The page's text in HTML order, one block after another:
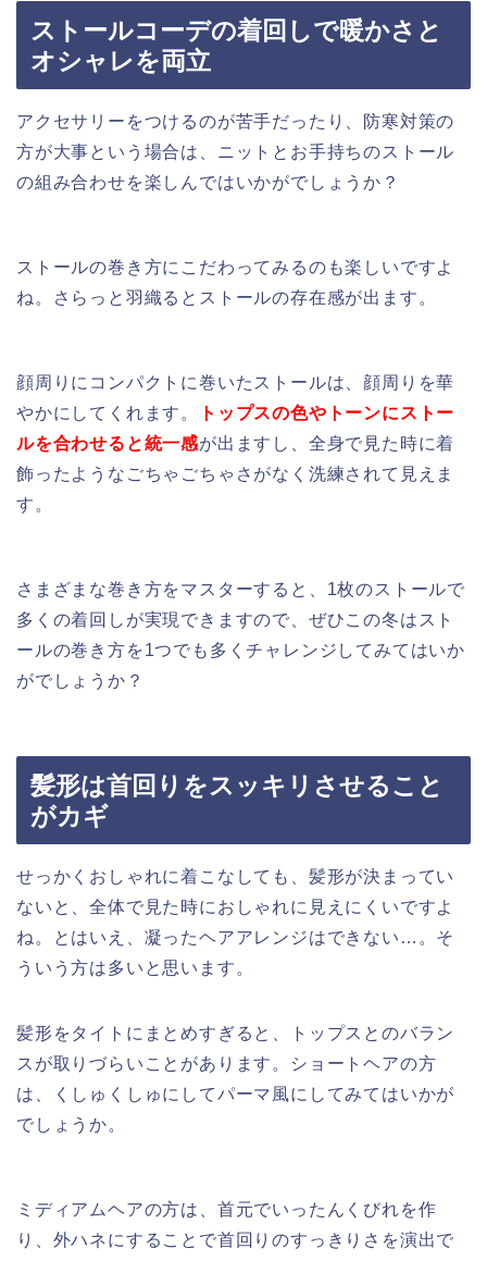
ストールコーデの着回しで暖かさと
オシャレを両立
アクセサリーをつけるのが苦手だったり、防寒対策の
方が大事という場合は、ニットとお手持ちのストール
の組み合わせを楽しんではいかがでしょうか？
ストールの巻き方にこだわってみるのも楽しいですよ
ね。さらっと羽織るとストールの存在感が出ます。
顔周りにコンパクトに巻いたストールは、顔周りを華
やかにしてくれます。
トップスの色やトーンにストー
ルを合わせると統一感が出ますし、全身で見た時に着
飾ったようなごちゃごちゃさがなく洗練されて見えま
す。
さまざまな巻き方をマスターすると、1枚のストールで
多くの着回しが実現できますので、ぜひこの冬はスト
ールの巻き方を1つでも多くチャレンジしてみてはいか
がでしょうか？
髪形は首回りをスッキリさせること
がカギ
せっかくおしゃれに着こなしても、髪形が決まってい
ないと、全体で見た時におしゃれに見えにくいですよ
ね。とはいえ、凝ったヘアアレンジはできない…。そ
ういう方は多いと思います。
髪形をタイトにまとめすぎると、トップスとのバラン
スが取りづらいことがあります。ショートヘアの方
は、くしゅくしゅにしてパーマ風にしてみてはいかが
でしょうか。
ミディアムヘアの方は、首元でいったんくびれを作
り、外ハネにすることで首回りのすっきりさを演出で